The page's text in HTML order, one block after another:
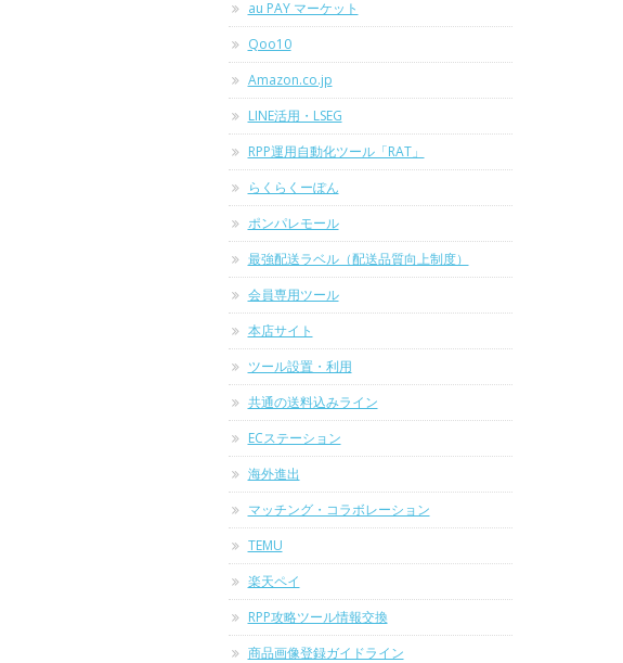
au PAY マーケット
Qoo10
Amazon.co.jp
LINE活用・LSEG
RPP運用自動化ツール「RAT」
らくらくーぽん
ポンパレモール
最強配送ラベル（配送品質向上制度）
会員専用ツール
本店サイト
ツール設置・利用
共通の送料込みライン
ECステーション
海外進出
マッチング・コラボレーション
TEMU
楽天ペイ
RPP攻略ツール情報交換
商品画像登録ガイドライン